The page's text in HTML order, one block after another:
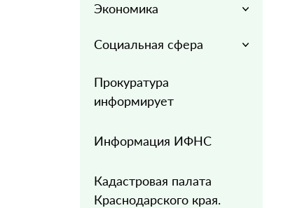
Экономика
Социальная сфера
Прокуратура
информирует
Информация ИФНС
Кадастровая палата
Краснодарского края.